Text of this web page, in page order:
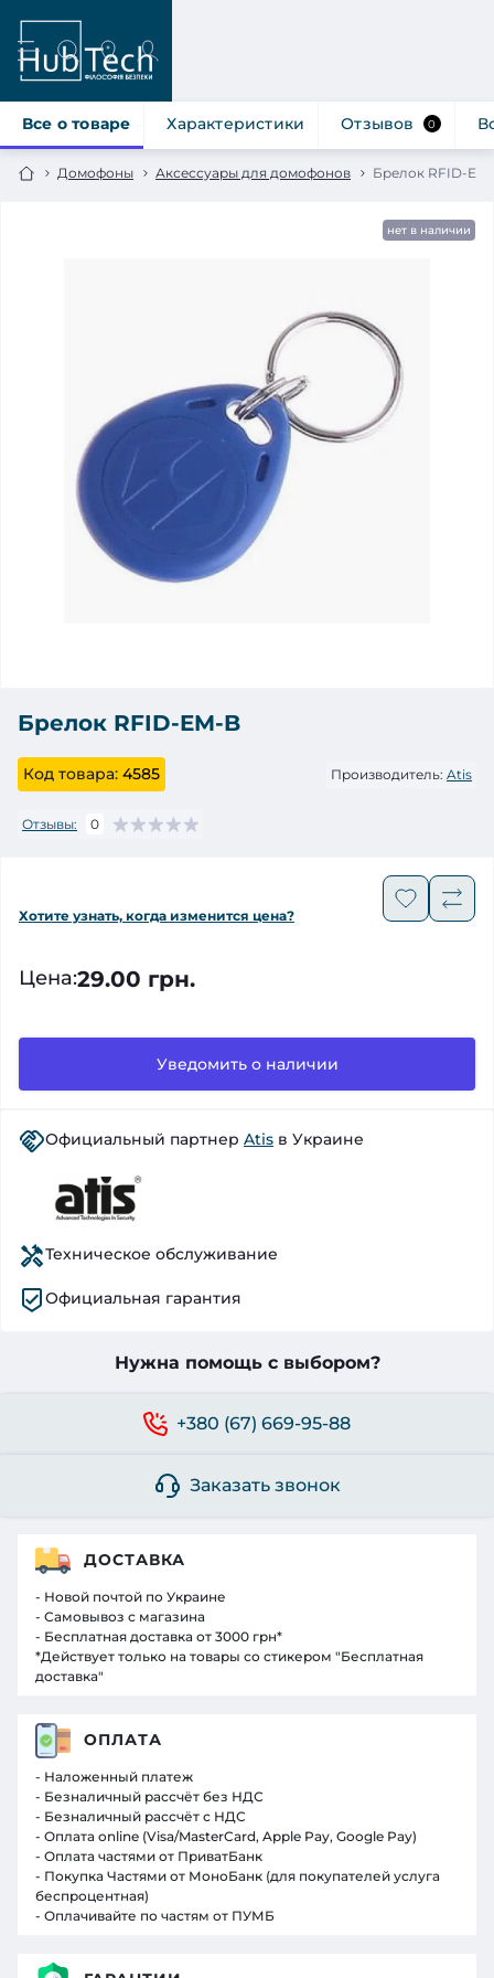
Домофоны Аксессуары для домофонов Брелок RFID-
Все о товаре Характеристики Отзывов 0
нет в наличии
Брелок RFID-EM-B
Код товара: 4585 Производитель: Atis
Отзывы: 0
Хотите узнать, когда изменится цена?
Цена:29.00 грн.
Уведомить о наличии
Официальный партнер Atis в Украине
Техническое обслуживание
Официальная гарантия
Нужна помощь с выбором?
+380 (67) 669-95-88
Заказать звонок
ДОСТАВКА
- Новой почтой по Украине
- Самовывоз с магазина
- Бесплатная доставка от 3000 грн*
*Действует только на товары со стикером "Бесплатная
доставка"
ОПЛАТА
- Наложенный платеж
- Безналичный рассчёт без НДС
- Безналичный рассчёт с НДС
- Оплата online (Visa/MasterCard, Apple Pay, Google Pay)
- Оплата частями от ПриватБанк
- Покупка Частями от МоноБанк (для покупателей услуга
беспроцентная)
- Оплачивайте по частям от ПУМБ